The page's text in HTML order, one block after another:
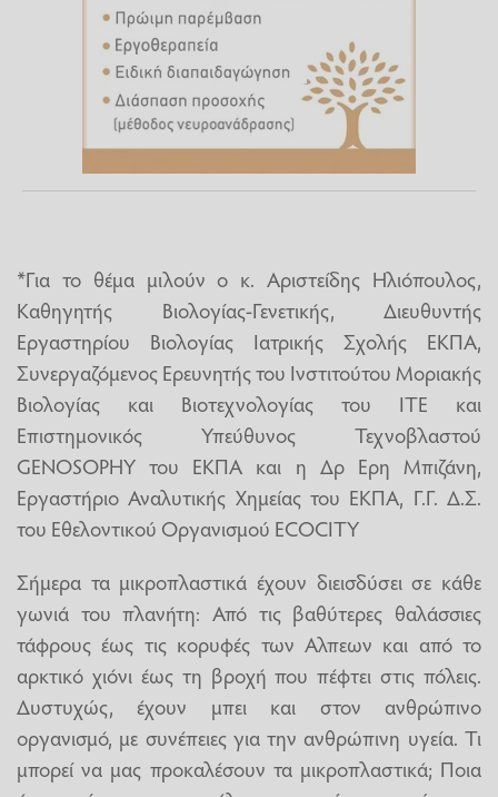
*Για το θέμα μιλούν o κ. Αριστείδης Ηλιόπουλος,
Καθηγητής Βιολογίας-Γενετικής, Διευθυντής
Εργαστηρίου Βιολογίας Ιατρικής Σχολής ΕΚΠΑ,
Συνεργαζόμενος Ερευνητής του Ινστιτούτου Μοριακής
Βιολογίας και Βιοτεχνολογίας του ΙΤΕ και
Επιστημονικός Υπεύθυνος Τεχνοβλαστού
GENOSOPHY του ΕΚΠΑ και η Δρ Ερη Μπιζάνη,
Εργαστήριο Αναλυτικής Χημείας του ΕΚΠΑ, Γ.Γ. Δ.Σ.
του Εθελοντικού Οργανισμού ECOCITY
Σήμερα τα μικροπλαστικά έχουν διεισδύσει σε κάθε
γωνιά του πλανήτη: Από τις βαθύτερες θαλάσσιες
τάφρους έως τις κορυφές των Αλπεων και από το
αρκτικό χιόνι έως τη βροχή που πέφτει στις πόλεις.
Δυστυχώς, έχουν μπει και στον ανθρώπινο
οργανισμό, με συνέπειες για την ανθρώπινη υγεία. Τι
μπορεί να μας προκαλέσουν τα μικροπλαστικά; Ποια